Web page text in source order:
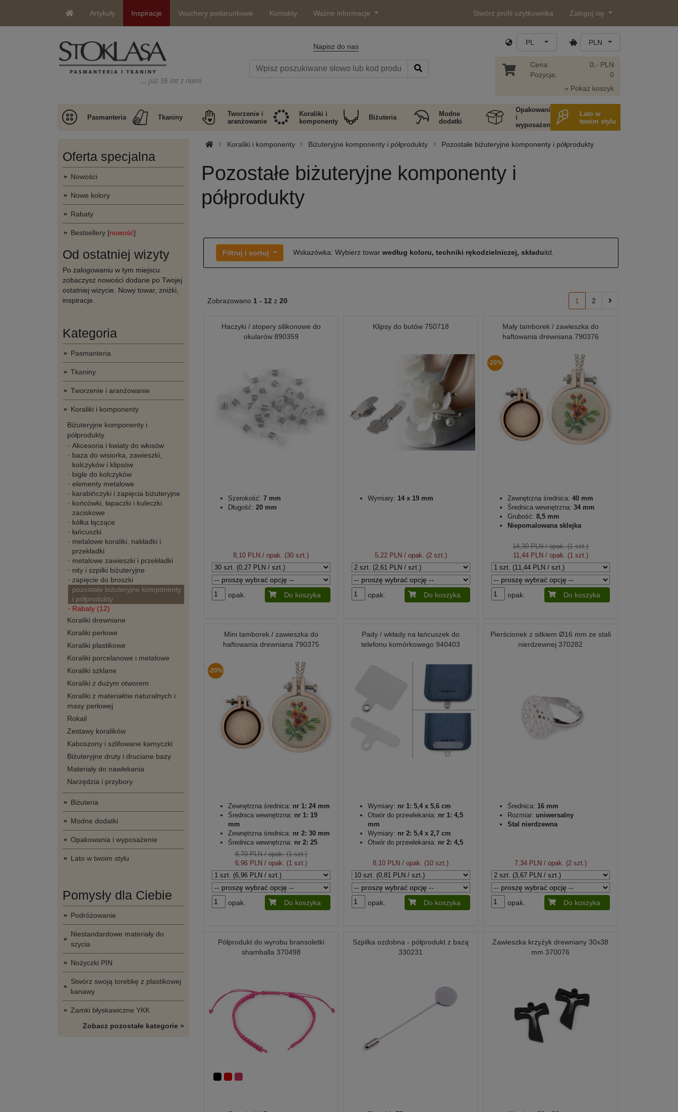
Artykuły Inspiracje Vouchery podarunkowe Kontakty Ważne informacje Stwórz profil użytkownika Zaloguj się
… już 36 lat z nami
Napisz do nas PL PLN
Cena:
Pozycja:
0,- PLN
0
» Pokaż koszyk
Pasmanteria Tkaniny
Tworzenie i
aranżowanie
Koraliki i
komponenty
Biżuteria
Modne
dodatki
Opakowania
i
wyposażenie
Lato w
twoim stylu
Oferta specjalna
Nowości
Nowe kolory
Rabaty
Bestsellery [nowość]
Od ostatniej wizyty
Po zalogowaniu w tym miejscu
zobaczysz nowości dodane po Twojej
ostatniej wizycie. Nowy towar, zniżki,
inspiracje.
Kategoria
Pasmanteria
Tkaniny
Tworzenie i aranżowanie
Koraliki i komponenty
Biżuteryjne komponenty i
półprodukty
Akcesoria i kwiaty do włosów
baza do wisiorka, zawieszki,
kolczyków i klipsów
bigle do kolczyków
elementy metalowe
karabińczyki i zapięcia biżuteryjne
końcówki, łapaczki i kuleczki
zaciskowe
kółka łączące
łańcuszki
metalowe koraliki, nakładki i
przekładki
metalowe zawieszki i przekładki
nity i szpilki biżuteryjne
zapięcie do broszki
pozostałe biżuteryjne komponenty
i półprodukty
Rabaty (12)
Koraliki drewniane
Koraliki perłowe
Koraliki plastikowe
Koraliki porcelanowe i metalowe
Koraliki szklane
Koraliki z dużym otworem
Koraliki z materiałów naturalnych i
masy perłowej
Rokail
Zestawy koralików
Kaboszony i szlifowane kamyczki
Biżuteryjne druty i druciane bazy
Materiały do nawlekania
Narzędzia i przybory
Biżuteria
Modne dodatki
Opakowania i wyposażenie
Lato w twoim stylu
Pomysły dla Ciebie
Podróżowanie
Niestandardowe materiały do
szycia
Nożyczki PIN
Stwórz swoją torebkę z plastikowej
kanawy
Zamki błyskawiczne YKK
Zobacz pozostałe kategorie »
Koraliki i komponenty Biżuteryjne komponenty i półprodukty Pozostałe biżuteryjne komponenty i półprodukty
Pozostałe biżuteryjne komponenty i
półprodukty
Filtruj i sortuj Wskazówka: Wybierz towar według koloru, techniki rękodzielniczej, składuitd.
Zobrazowano 1 - 12 z 20 1 2
Haczyki / stopery silikonowe do
okularów 890359
Szerokość: 7 mm
Długość: 20 mm
8,10 PLN / opak. (30 szt.)
opak. Do koszyka
Klipsy do butów 750718
Wymiary: 14 x 19 mm
5,22 PLN / opak. (2 szt.)
opak. Do koszyka
Mały tamborek / zawieszka do
haftowania drewniana 790376
-20%
Zewnętrzna średnica: 40 mm
Średnica wewnętrzna: 34 mm
Grubość: 8,5 mm
Niepomalowana sklejka
14,30 PLN/ opak. (1 szt.)
11,44 PLN / opak. (1 szt.)
opak. Do koszyka
Mini tamborek / zawieszka do
haftowania drewniana 790375
-20%
Zewnętrzna średnica: nr 1: 24 mm
Średnica wewnętrzna: nr 1: 19
mm
Zewnętrzna średnica: nr 2: 30 mm
Średnica wewnętrzna: nr 2: 25
mm
Grubość:8 mm
8,70 PLN/ opak. (1 szt.)
6,96 PLN / opak. (1 szt.)
opak. Do koszyka
Pady / wkłady na łańcuszek do
telefonu komórkowego 940403
Wymiary: nr 1: 5,4 x 5,6 cm
Otwór do przewlekania: nr 1: 4,5
mm
Wymiary: nr 2: 5,4 x 2,7 cm
Otwór do przewlekania: nr 2: 4,5
8,10 PLN / opak. (10 szt.)
opak. Do koszyka
Pierścionek z sitkiem Ø16 mm ze stali
nierdzewnej 370282
Średnica: 16 mm
Rozmiar: uniwersalny
Stal nierdzewna
7,34 PLN / opak. (2 szt.)
opak. Do koszyka
Półprodukt do wyrobu bransoletki
shamballa 370498
Szpilka ozdobna - półprodukt z bazą
330231
Zawieszka krzyżyk drewniany 30x38
mm 370076